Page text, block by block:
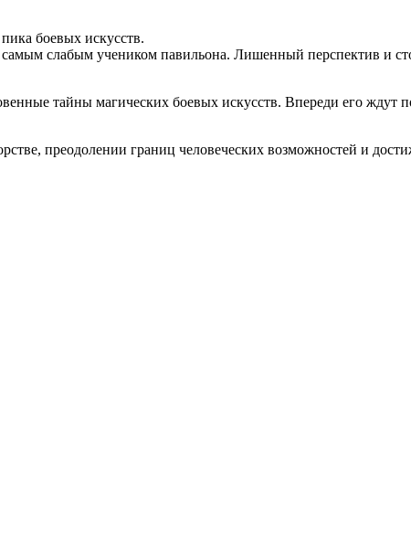
боевых искусств.
слабым учеником павильона. Лишенный перспектив и
тайны магических боевых искусств. Впереди его ждут
преодолении границ человеческих возможностей и